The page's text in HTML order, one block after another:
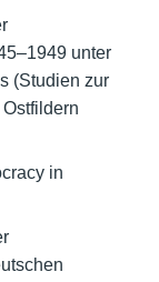
unter
(Studien zur
in